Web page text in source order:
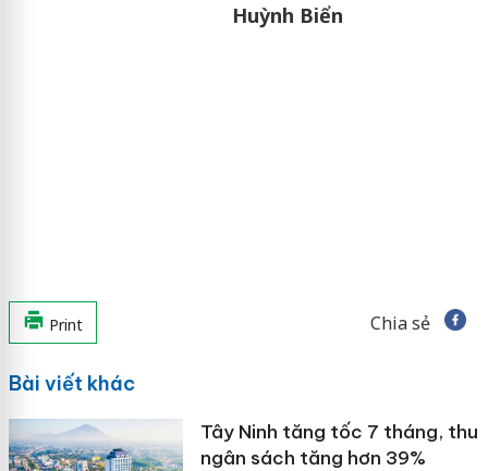
Huỳnh Biển
Print Chia sẻ
Bài viết khác
Tây Ninh tăng tốc 7 tháng, thu
ngân sách tăng hơn 39%